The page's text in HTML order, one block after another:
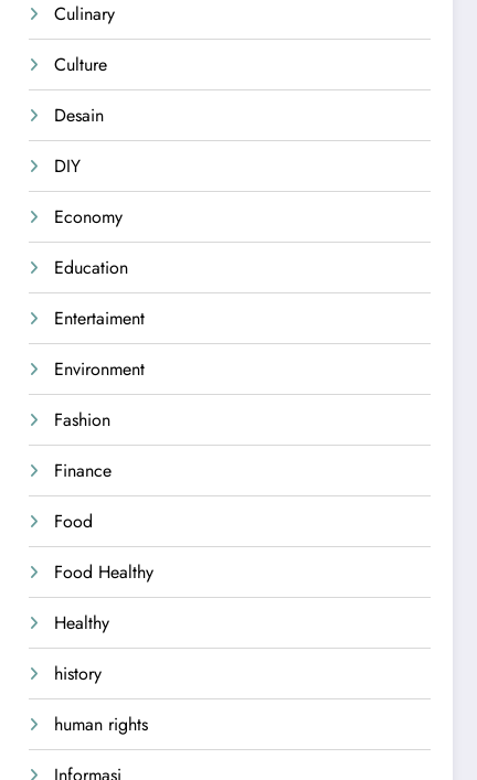
Culinary
Culture
Desain
DIY
Economy
Education
Entertaiment
Environment
Fashion
Finance
Food
Food Healthy
Healthy
history
human rights